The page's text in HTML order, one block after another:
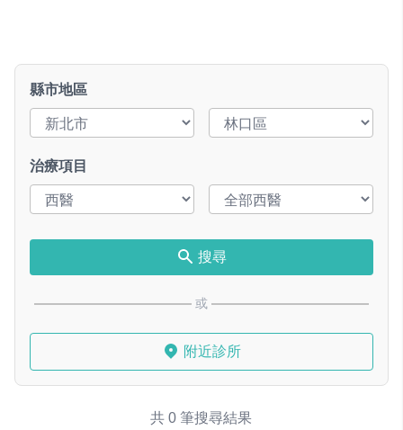
縣市地區
治療項目
搜尋
或
附近診所
共 0 筆搜尋結果